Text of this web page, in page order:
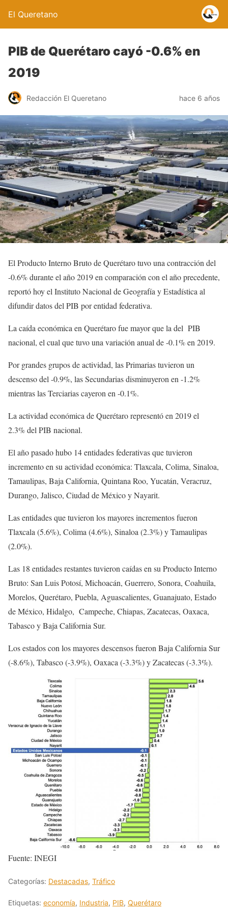
El Queretano
PIB de Querétaro cayó -0.6% en
2019
Redacción El Queretano hace 6 años
El Producto Interno Bruto de Querétaro tuvo una contracción del
-0.6% durante el año 2019 en comparación con el año precedente,
reportó hoy el Instituto Nacional de Geografía y Estadística al
difundir datos del PIB por entidad federativa.
La caída económica en Querétaro fue mayor que la del PIB
nacional, el cual que tuvo una variación anual de -0.1% en 2019.
Por grandes grupos de actividad, las Primarias tuvieron un
descenso del -0.9%, las Secundarias disminuyeron en -1.2%
mientras las Terciarias cayeron en -0.1%.
La actividad económica de Querétaro representó en 2019 el
2.3% del PIB nacional.
El año pasado hubo 14 entidades federativas que tuvieron
incremento en su actividad económica: Tlaxcala, Colima, Sinaloa,
Tamaulipas, Baja California, Quintana Roo, Yucatán, Veracruz,
Durango, Jalisco, Ciudad de México y Nayarit.
Las entidades que tuvieron los mayores incrementos fueron
Tlaxcala (5.6%), Colima (4.6%), Sinaloa (2.3%) y Tamaulipas
(2.0%).
Las 18 entidades restantes tuvieron caídas en su Producto Interno
Bruto: San Luis Potosí, Michoacán, Guerrero, Sonora, Coahuila,
Morelos, Querétaro, Puebla, Aguascalientes, Guanajuato, Estado
de México, Hidalgo, Campeche, Chiapas, Zacatecas, Oaxaca,
Tabasco y Baja California Sur.
Los estados con los mayores descensos fueron Baja California Sur
(-8.6%), Tabasco (-3.9%), Oaxaca (-3.3%) y Zacatecas (-3.3%).
Fuente: INEGI
Categorías: Destacadas, Tráfico
Etiquetas: economía, Industria, PIB, Querétaro